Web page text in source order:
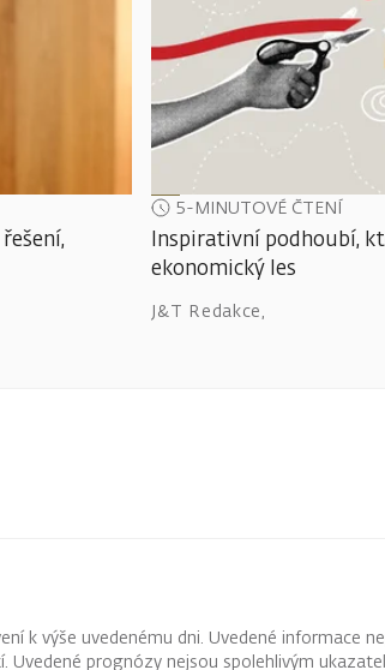
5-MINUTOVÉ ČTENÍ
Inspirativní podhoubí,
ekonomický les
J&T Redakce,
k výše uvedenému dni. Uvedené informace
prognózy nejsou spolehlivým